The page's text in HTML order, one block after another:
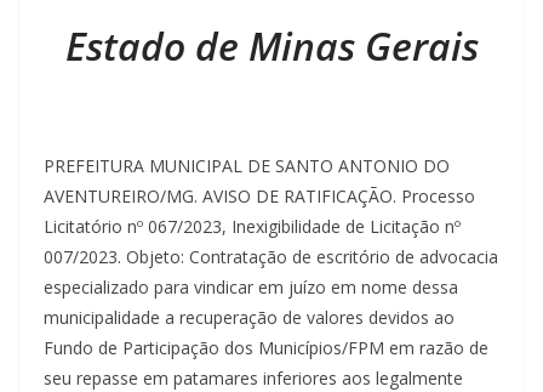
Estado de Minas Gerais
PREFEITURA MUNICIPAL DE SANTO ANTONIO DO
AVENTUREIRO/MG. AVISO DE RATIFICAÇÃO. Processo
Licitatório nº 067/2023, Inexigibilidade de Licitação nº
007/2023. Objeto: Contratação de escritório de advocacia
especializado para vindicar em juízo em nome dessa
municipalidade a recuperação de valores devidos ao
Fundo de Participação dos Municípios/FPM em razão de
seu repasse em patamares inferiores aos legalmente